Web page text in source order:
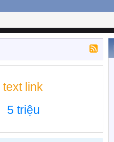
text link
5 triệu